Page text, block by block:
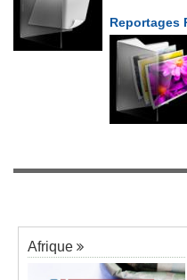
Reportages
Afrique